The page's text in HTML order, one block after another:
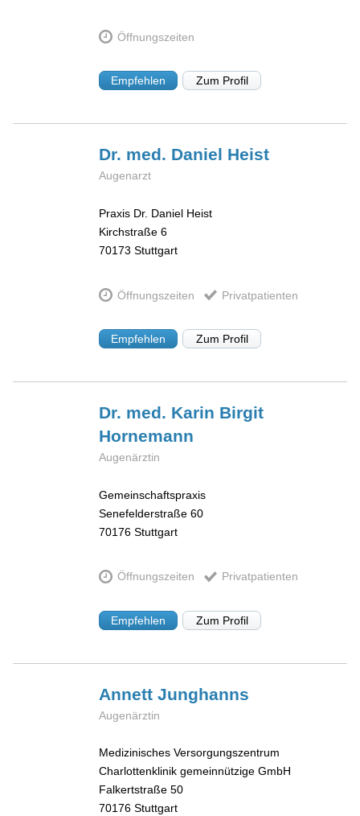
Öffnungszeiten
Empfehlen Zum Profil
Dr. med. Daniel Heist
Augenarzt
Praxis Dr. Daniel Heist
Kirchstraße 6
70173 Stuttgart
Öffnungszeiten Privatpatienten
Empfehlen Zum Profil
Dr. med. Karin Birgit
Hornemann
Augenärztin
Gemeinschaftspraxis
Senefelderstraße 60
70176 Stuttgart
Öffnungszeiten Privatpatienten
Empfehlen Zum Profil
AnnettJunghanns
Augenärztin
Medizinisches Versorgungszentrum
Charlottenklinik gemeinnützige GmbH
Falkertstraße 50
70176 Stuttgart